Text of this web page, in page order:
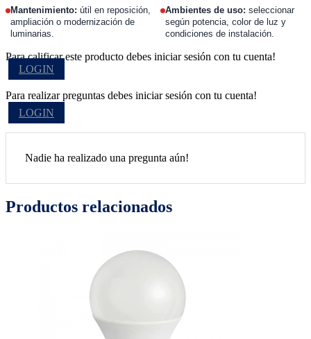
Mantenimiento: útil en reposición,
ampliación o modernización de
luminarias.
Ambientes de uso: seleccionar
según potencia, color de luz y
condiciones de instalación.
Para calificar este producto debes iniciar sesión con tu cuenta!
LOGIN
Para realizar preguntas debes iniciar sesión con tu cuenta!
LOGIN
Nadie ha realizado una pregunta aún!
Productos relacionados